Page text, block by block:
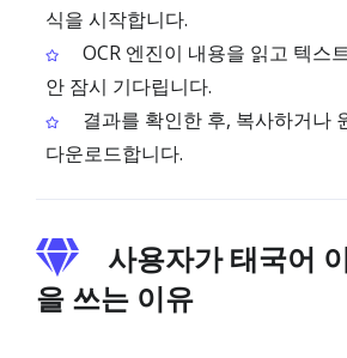
식을 시작합니다.
OCR 엔진이 내용을 읽고 텍스
안 잠시 기다립니다.
결과를 확인한 후, 복사하거나
다운로드합니다.
사용자가 태국어
을 쓰는 이유